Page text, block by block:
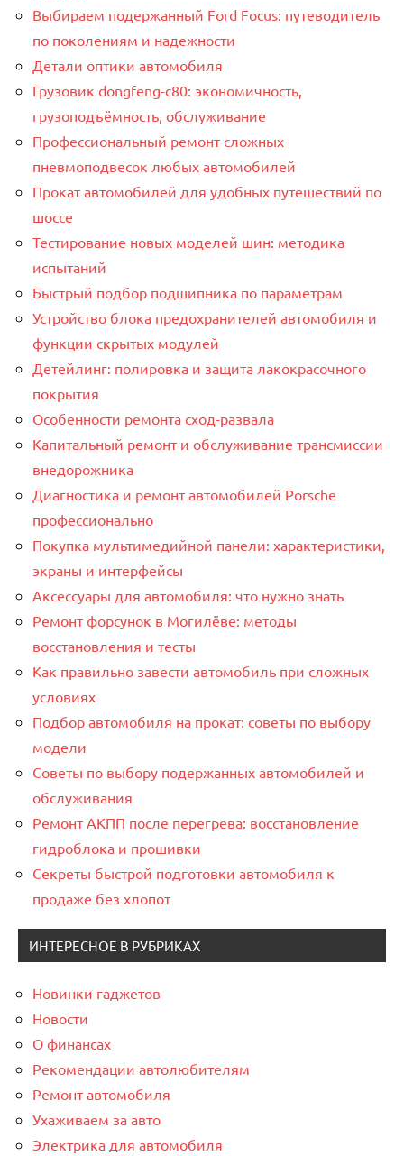
Выбираем подержанный Ford Focus: путеводитель
по поколениям и надежности
Детали оптики автомобиля
Грузовик dongfeng-c80: экономичность,
грузоподъёмность, обслуживание
Профессиональный ремонт сложных
пневмоподвесок любых автомобилей
Прокат автомобилей для удобных путешествий по
шоссе
Тестирование новых моделей шин: методика
испытаний
Быстрый подбор подшипника по параметрам
Устройство блока предохранителей автомобиля и
функции скрытых модулей
Детейлинг: полировка и защита лакокрасочного
покрытия
Особенности ремонта сход-развала
Капитальный ремонт и обслуживание трансмиссии
внедорожника
Диагностика и ремонт автомобилей Porsche
профессионально
Покупка мультимедийной панели: характеристики,
экраны и интерфейсы
Аксессуары для автомобиля: что нужно знать
Ремонт форсунок в Могилёве: методы
восстановления и тесты
Как правильно завести автомобиль при сложных
условиях
Подбор автомобиля на прокат: советы по выбору
модели
Советы по выбору подержанных автомобилей и
обслуживания
Ремонт АКПП после перегрева: восстановление
гидроблока и прошивки
Секреты быстрой подготовки автомобиля к
продаже без хлопот
ИНТЕРЕСНОЕ В РУБРИКАХ
Новинки гаджетов
Новости
О финансах
Рекомендации автолюбителям
Ремонт автомобиля
Ухаживаем за авто
Электрика для автомобиля